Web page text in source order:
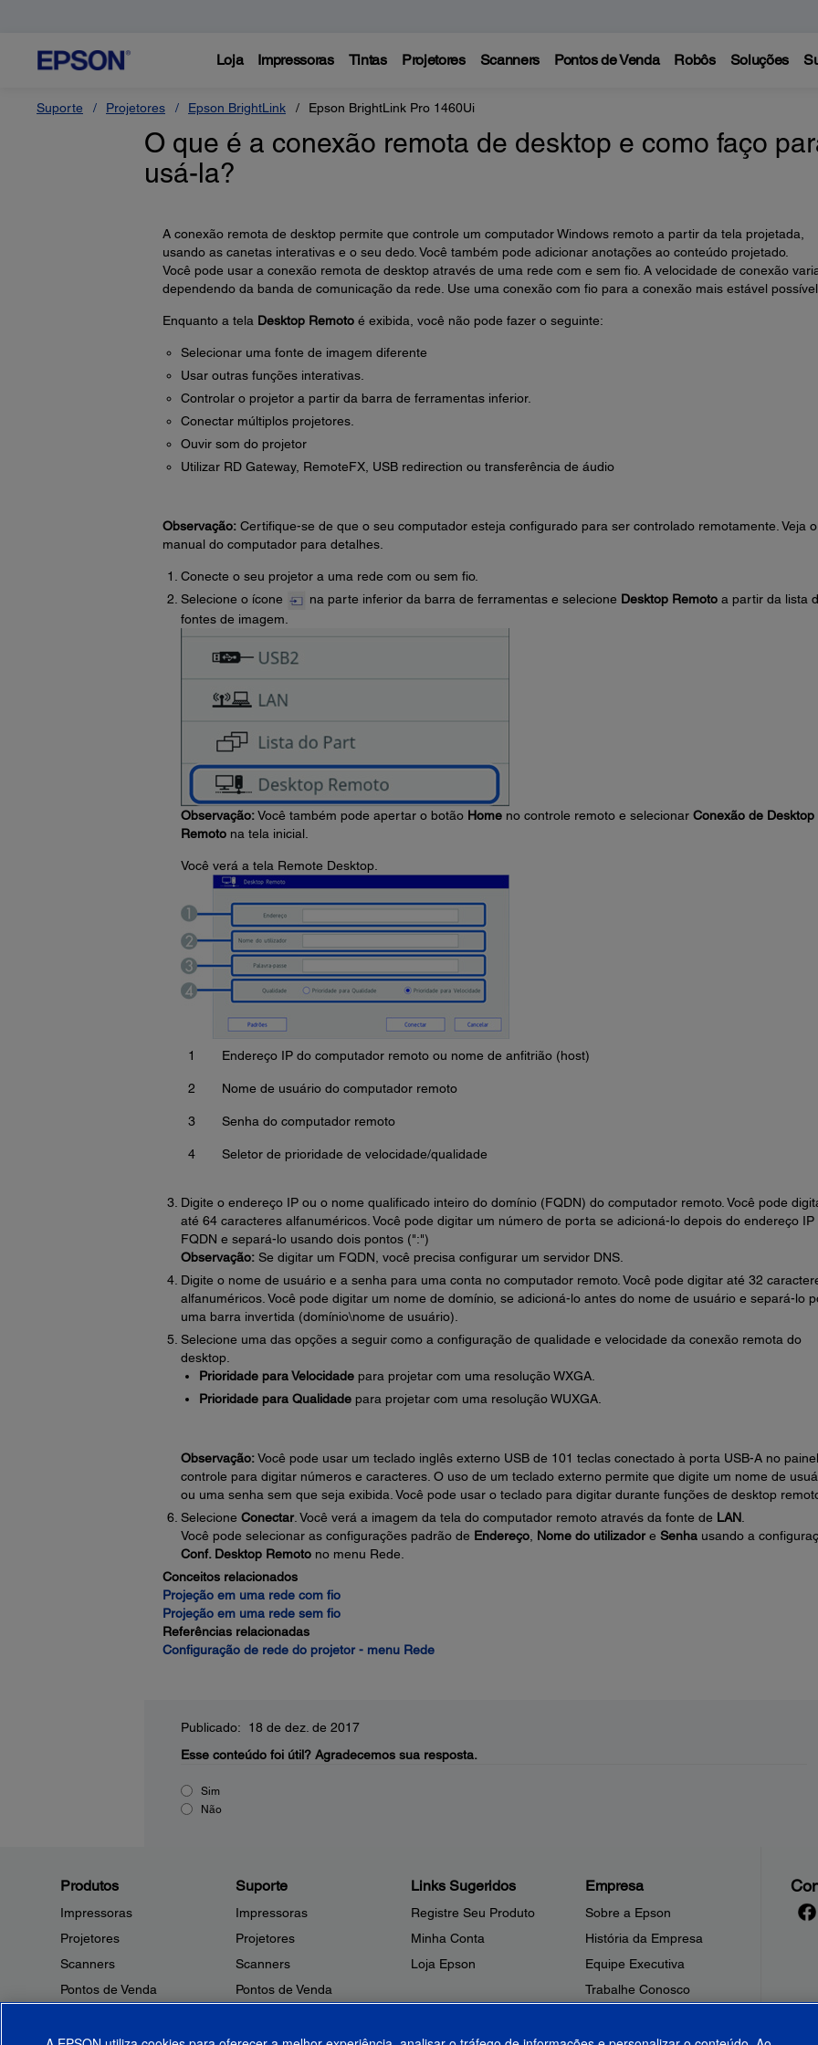
Loja Impressoras Tintas Projetores Scanners Pontos de Venda Robôs Soluções
Suporte Projetores Epson BrightLink Epson BrightLink Pro 1460Ui
O que é a conexão remota de desktop e como faço
usá-la?
A conexão remota de desktop permite que controle um computador Windows remoto a partir da tela projetada,
usando as canetas interativas e o seu dedo. Você também pode adicionar anotações ao conteúdo projetado.
Você pode usar a conexão remota de desktop através de uma rede com e sem fio. A velocidade de conexão
dependendo da banda de comunicação da rede. Use uma conexão com fio para a conexão mais estável
Enquanto a tela Desktop Remotoé exibida, você não pode fazer o seguinte:
Selecionar uma fonte de imagem diferente
Usar outras funções interativas.
Controlar o projetor a partir da barra de ferramentas inferior.
Conectar múltiplos projetores.
Ouvir som do projetor
Utilizar RD Gateway, RemoteFX, USB redirection ou transferência de áudio
Observação:Certifique-se de que o seu computador esteja configurado para ser controlado remotamente. Veja o
manual do computador para detalhes.
Conecte o seu projetor a uma rede com ou sem fio.
Selecione o ícone
na parte inferior da barra de ferramentas e selecione Desktop Remotoa partir da lista
fontes de imagem.
Observação:Você também pode apertar o botão Homeno controle remoto e selecionar Conexão de Desktop
Remotona tela inicial.
Você verá a tela Remote Desktop.
1 Endereço IP do computador remoto ou nome de anfitrião (host)
2 Nome de usuário do computador remoto
3 Senha do computador remoto
4 Seletor de prioridade de velocidade/qualidade
Digite o endereço IP ou o nome qualificado inteiro do domínio (FQDN) do computador remoto. Você pode
até 64 caracteres alfanuméricos. Você pode digitar um número de porta se adicioná-lo depois do endereço IP
FQDN e separá-lo usando dois pontos (":")
Observação:Se digitar um FQDN, você precisa configurar um servidor DNS.
Digite o nome de usuário e a senha para uma conta no computador remoto. Você pode digitar até 32
alfanuméricos. Você pode digitar um nome de domínio, se adicioná-lo antes do nome de usuário e separá-lo
uma barra invertida (domínio\nome de usuário).
Selecione uma das opções a seguir como a configuração de qualidade e velocidade da conexão remota do
desktop.
Prioridade para Velocidadepara projetar com uma resolução WXGA.
Prioridade para Qualidadepara projetar com uma resolução WUXGA.
Observação:Você pode usar um teclado inglês externo USB de 101 teclas conectado à porta USB-A no
controle para digitar números e caracteres. O uso de um teclado externo permite que digite um nome de
ou uma senha sem que seja exibida. Você pode usar o teclado para digitar durante funções de desktop
Selecione Conectar. Você verá a imagem da tela do computador remoto através da fonte de LAN.
Você pode selecionar as configurações padrão de Endereço, Nome do utilizadore Senhausando a
Conf. Desktop Remotono menu Rede.
Conceitos relacionados
Projeção em uma rede com fio
Projeção em uma rede sem fio
Referências relacionadas
Configuração de rede do projetor - menu Rede
Publicado: 18 de dez. de 2017
Esse conteúdo foi útil? Agradecemos sua resposta.
Sim
Não
Produtos
Impressoras
Projetores
Scanners
Pontos de Venda
Microdispositivos
Suporte
Impressoras
Projetores
Scanners
Pontos de Venda
Outros Produtos
Links Sugeridos
Registre Seu Produto
Minha Conta
Loja Epson
Empresa
Sobre a Epson
História da Empresa
Equipe Executiva
Trabalhe Conosco
Fale Conosco